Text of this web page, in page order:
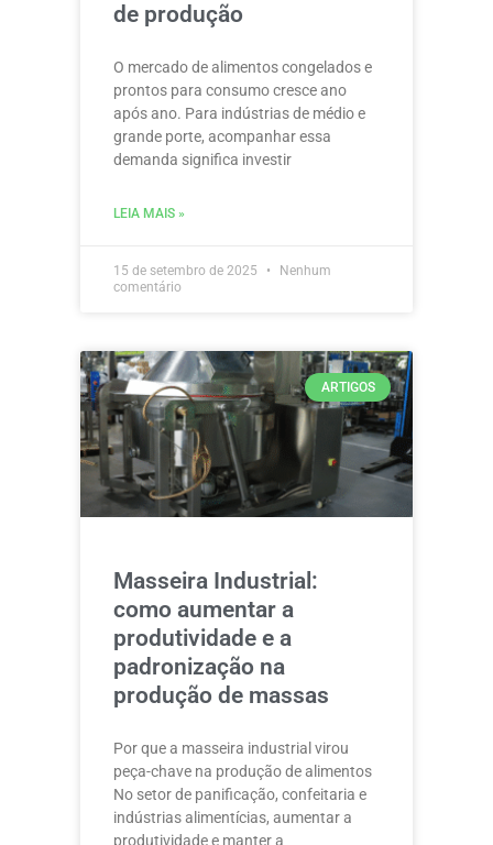
de produção
O mercado de alimentos congelados e
prontos para consumo cresce ano
após ano. Para indústrias de médio e
grande porte, acompanhar essa
demanda significa investir
LEIA MAIS »
15 de setembro de 2025
Nenhum
comentário
ARTIGOS
Masseira Industrial:
como aumentar a
produtividade e a
padronização na
produção de massas
Por que a masseira industrial virou
peça-chave na produção de alimentos
No setor de panificação, confeitaria e
indústrias alimentícias, aumentar a
produtividade e manter a